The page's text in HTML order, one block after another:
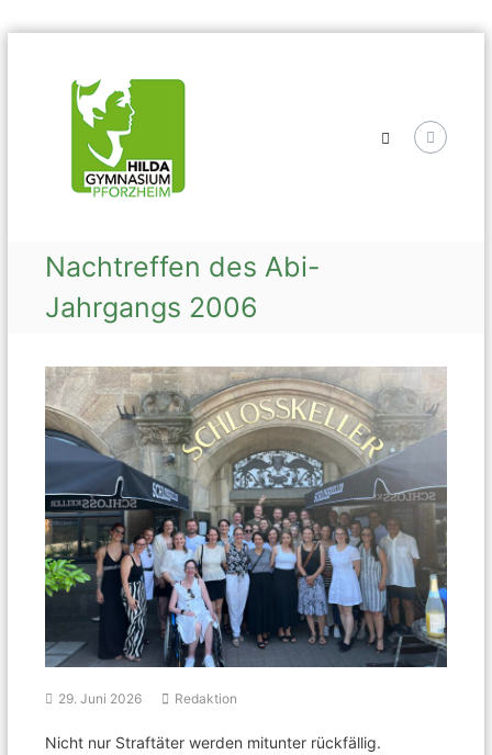
Gymnasium
Nachtreffen des Abi-
Jahrgangs 2006
29. Juni 2026 Redaktion
Nicht nur Straftäter werden mitunter rückfällig.